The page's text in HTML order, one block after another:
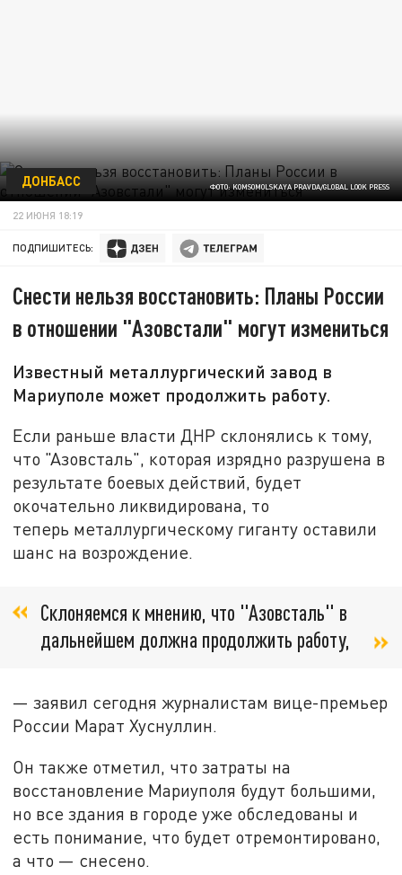
ФОТО: KOMSOMOLSKAYA PRAVDA/GLOBAL LOOK PRESS
ДОНБАСС
22 ИЮНЯ 18:19
ПОДПИШИТЕСЬ:
Снести нельзя восстановить: Планы России
в отношении "Азовстали" могут измениться
Известный металлургический завод в
Мариуполе может продолжить работу.
Если раньше власти ДНР склонялись к тому,
что "Азовсталь", которая изрядно разрушена в
результате боевых действий, будет
окочательно ликвидирована, то
теперь металлургическому гиганту оставили
шанс на возрождение.
Склоняемся к мнению, что "Азовсталь" в
дальнейшем должна продолжить работу,
— заявил сегодня журналистам вице-премьер
России Марат Хуснуллин.
Он также отметил, что затраты на
восстановление Мариуполя будут большими,
но все здания в городе уже обследованы и
есть понимание, что будет отремонтировано,
а что — снесено.